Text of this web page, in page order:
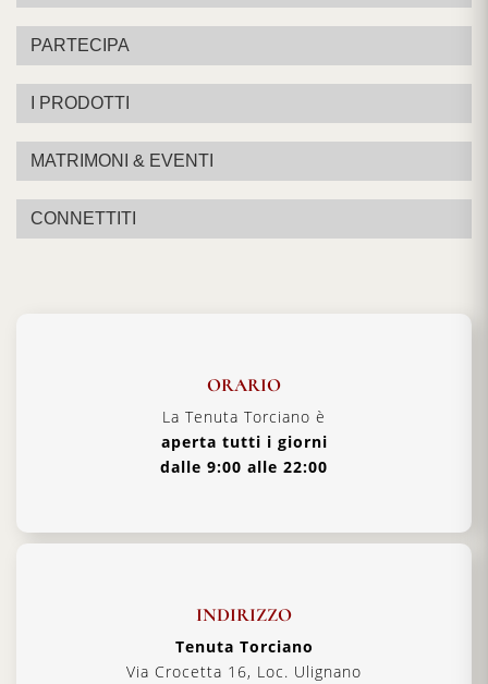
PARTECIPA
I PRODOTTI
MATRIMONI & EVENTI
CONNETTITI
ORARIO
La Tenuta Torciano è
aperta tutti i giorni
dalle 9:00 alle 22:00
INDIRIZZO
Tenuta Torciano
Via Crocetta 16, Loc. Ulignano